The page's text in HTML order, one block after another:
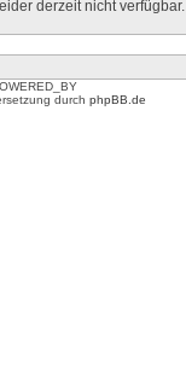
derzeit nicht verfügbar.
durch phpBB.de